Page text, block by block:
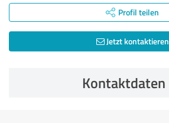
Profil teilen
Jetzt kontaktieren
Kontaktdaten